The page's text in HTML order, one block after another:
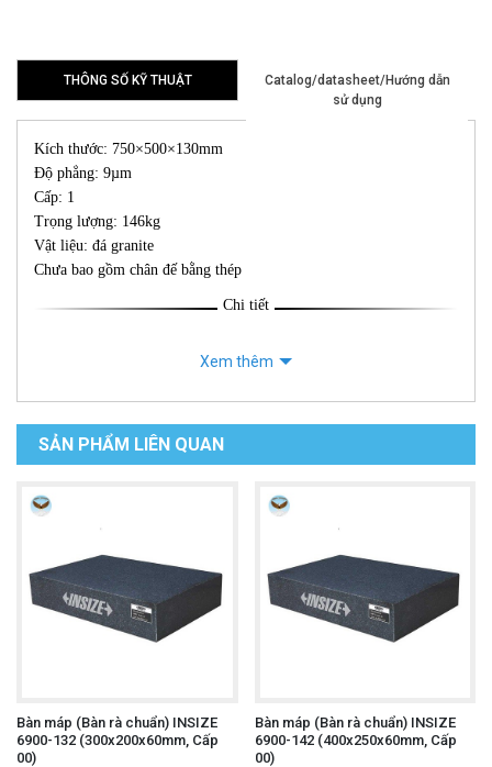
THÔNG SỐ KỸ THUẬT
Catalog/datasheet/Hướng dẫn
sử dụng
Kích thước: 750×500×130mm
Độ phẳng: 9µm
Cấp: 1
Trọng lượng: 146kg
Vật liệu: đá granite
Chưa bao gồm chân đế bằng thép
Chi tiết
Xem thêm
SẢN PHẨM LIÊN QUAN
Bàn máp (Bàn rà chuẩn) INSIZE
6900-132 (300x200x60mm, Cấp
00)
Bàn máp (Bàn rà chuẩn) INSIZE
6900-142 (400x250x60mm, Cấp
00)